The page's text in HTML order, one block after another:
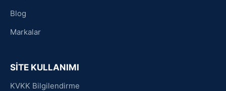
Blog
Markalar
SİTE KULLANIMI
KVKK Bilgilendirme